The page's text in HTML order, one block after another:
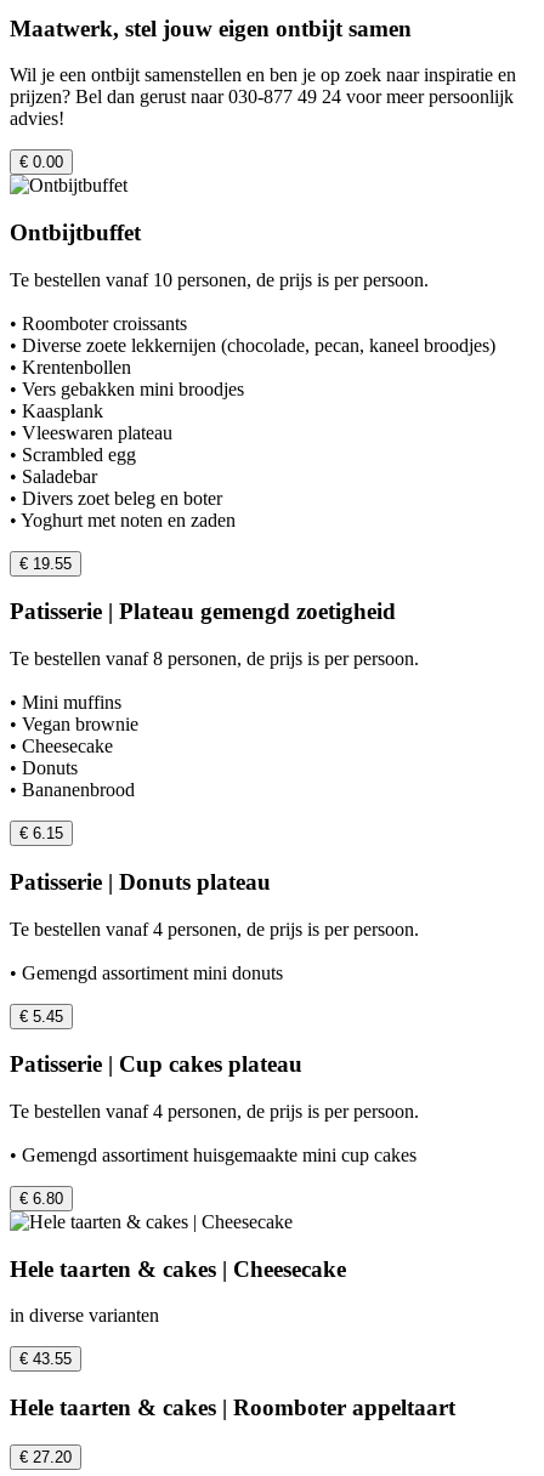
Maatwerk, stel jouw eigen ontbijt samen
Wil je een ontbijt samenstellen en ben je op zoek naar inspiratie en
prijzen? Bel dan gerust naar 030-877 49 24 voor meer persoonlijk
advies!
€ 0.00
Ontbijtbuffet
Te bestellen vanaf 10 personen, de prijs is per persoon.
• Roomboter croissants
• Diverse zoete lekkernijen (chocolade, pecan, kaneel broodjes)
• Krentenbollen
• Vers gebakken mini broodjes
• Kaasplank
• Vleeswaren plateau
• Scrambled egg
• Saladebar
• Divers zoet beleg en boter
• Yoghurt met noten en zaden
€ 19.55
Patisserie | Plateau gemengd zoetigheid
Te bestellen vanaf 8 personen, de prijs is per persoon.
• Mini muffins
• Vegan brownie
• Cheesecake
• Donuts
• Bananenbrood
€ 6.15
Patisserie | Donuts plateau
Te bestellen vanaf 4 personen, de prijs is per persoon.
• Gemengd assortiment mini donuts
€ 5.45
Patisserie | Cup cakes plateau
Te bestellen vanaf 4 personen, de prijs is per persoon.
• Gemengd assortiment huisgemaakte mini cup cakes
€ 6.80
Hele taarten & cakes | Cheesecake
in diverse varianten
€ 43.55
Hele taarten & cakes | Roomboter appeltaart
€ 27.20